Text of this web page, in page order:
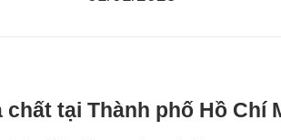
tại Thành phố Hồ Chí